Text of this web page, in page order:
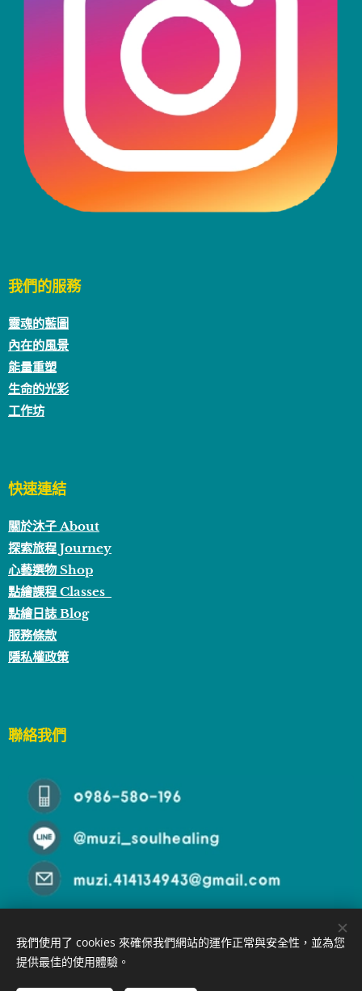
我們的服務
靈魂的藍圖
內在的風景
能量重塑
生命的光彩
工作坊
快速連結
關於沐子 About
探索旅程 Journey
心藝選物 Shop
點繪課程 Classes
點繪日誌 Blog
服務條款
隱私權政策
聯絡我們
我們使用了 cookies 來確保我們網站的運作正常與安全性，並為您
提供最佳的使用體驗。